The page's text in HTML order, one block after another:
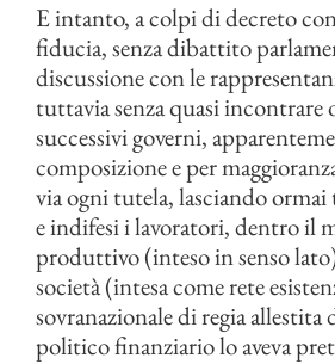
E intanto, a colpi di decreto
fiducia, senza dibattito
discussione con le
tuttavia senza quasi incontrare
successivi governi,
composizione e per
via ogni tutela, lasciando
e indifesi i lavoratori, dentro il
produttivo (inteso in senso
società (intesa come rete
sovranazionale di regia allestita
politico finanziario lo aveva